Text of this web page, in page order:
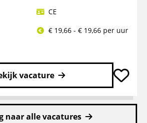
CE
€ 19,66 - € 19,66 per uur
vacature
naar alle vacatures